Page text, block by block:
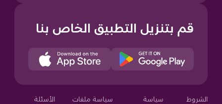
قم بتنزيل التطبيق الخاص بنا
الشروط سياسة سياسة ملفات الأسئلة